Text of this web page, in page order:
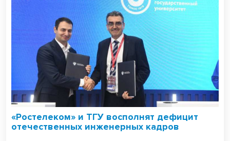
«Ростелеком» и ТГУ восполнят дефицит
отечественных инженерных кадров